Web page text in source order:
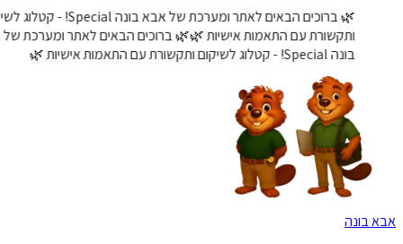
🌿 ברוכים הבאים לאתר ומערכת של אבא בונה Special! - קטלוג לשיקום
ותקשורת עם התאמות אישיות 🌿🌿 ברוכים הבאים לאתר ומערכת של
בונה Special! - קטלוג לשיקום ותקשורת עם התאמות אישיות 🌿
בונה